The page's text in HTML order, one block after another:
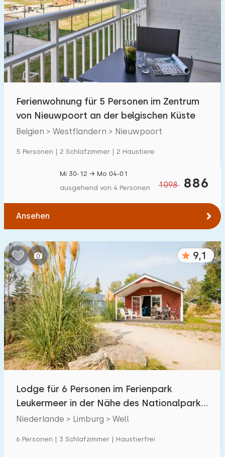
Ferienwohnung für 5 Personen im Zentrum
von Nieuwpoort an der belgischen Küste
Belgien > Westflandern > Nieuwpoort
5 Personen | 2 Schlafzimmer | 2 Haustiere
1098 886
Mi 30-12 → Mo 04-01
ausgehend von 4 Personen
Ansehen
9,1
Lodge für 6 Personen im Ferienpark
Leukermeer in der Nähe des Nationalparks
Maasduinen
Niederlande > Limburg > Well
6 Personen | 3 Schlafzimmer | Haustierfrei